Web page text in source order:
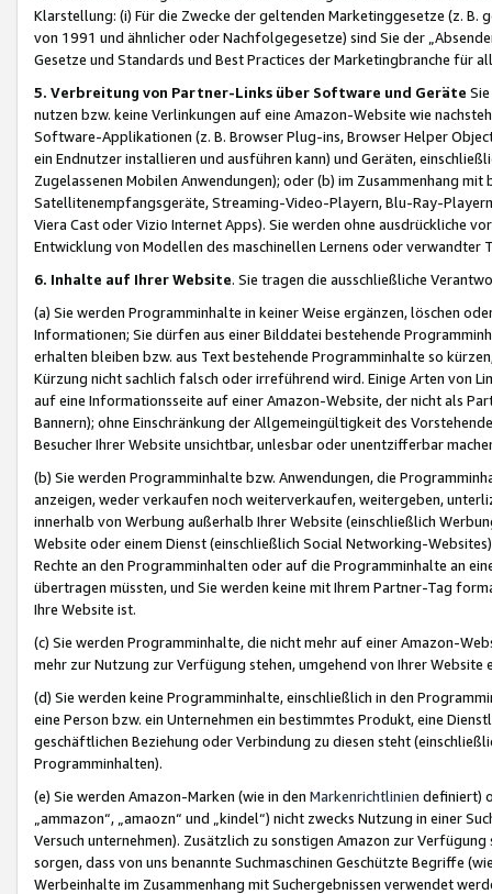
Klarstellung: (i) Für die Zwecke der geltenden Marketinggesetze (z. B.
von 1991 und ähnlicher oder Nachfolgegesetze) sind Sie der
Gesetze und Standards und Best Practices der Marketingbranche für
5. Verbreitung von Partner-Links über Software und Geräte
nutzen bzw. keine Verlinkungen auf eine Amazon-Website wie
Software-Applikationen (z. B. Browser Plug-ins, Browser Helper
ein Endnutzer installieren und ausführen kann) und Geräten,
Zugelassenen Mobilen Anwendungen); oder (b) im Zusammenhang
Satellitenempfangsgeräte, Streaming-Video-Playern, Blu-Ray-
Viera Cast oder Vizio Internet Apps). Sie werden ohne ausdrückliche
Entwicklung von Modellen des maschinellen Lernens oder
6. Inhalte auf Ihrer Website. Sie tragen die ausschließliche
(a) Sie werden Programminhalte in keiner Weise ergänzen, löschen
Informationen; Sie dürfen aus einer Bilddatei bestehende
erhalten bleiben bzw. aus Text bestehende Programminhalte so
Kürzung nicht sachlich falsch oder irreführend wird. Einige Arten von
auf eine Informationsseite auf einer Amazon-Website, der nicht als
Bannern); ohne Einschränkung der Allgemeingültigkeit des
Besucher Ihrer Website unsichtbar, unlesbar oder unentzifferbar
(b) Sie werden Programminhalte bzw. Anwendungen, die
anzeigen, weder verkaufen noch weiterverkaufen, weitergeben,
innerhalb von Werbung außerhalb Ihrer Website (einschließlich
Website oder einem Dienst (einschließlich Social Networking-
Rechte an den Programminhalten oder auf die Programminhalte an
übertragen müssten, und Sie werden keine mit Ihrem Partner-Tag
Ihre Website ist.
(c) Sie werden Programminhalte, die nicht mehr auf einer Amazon-
mehr zur Nutzung zur Verfügung stehen, umgehend von Ihrer
(d) Sie werden keine Programminhalte, einschließlich in den
eine Person bzw. ein Unternehmen ein bestimmtes Produkt, eine
geschäftlichen Beziehung oder Verbindung zu diesen steht
Programminhalten).
(e) Sie werden Amazon-Marken (wie in den Markenrichtlinien definiert)
„ammazon“, „amaozn“ und „kindel“) nicht zwecks Nutzung in einer
Versuch unternehmen). Zusätzlich zu sonstigen Amazon zur
sorgen, dass von uns benannte Suchmaschinen Geschützte Begriffe
Werbeinhalte im Zusammenhang mit Suchergebnissen verwendet